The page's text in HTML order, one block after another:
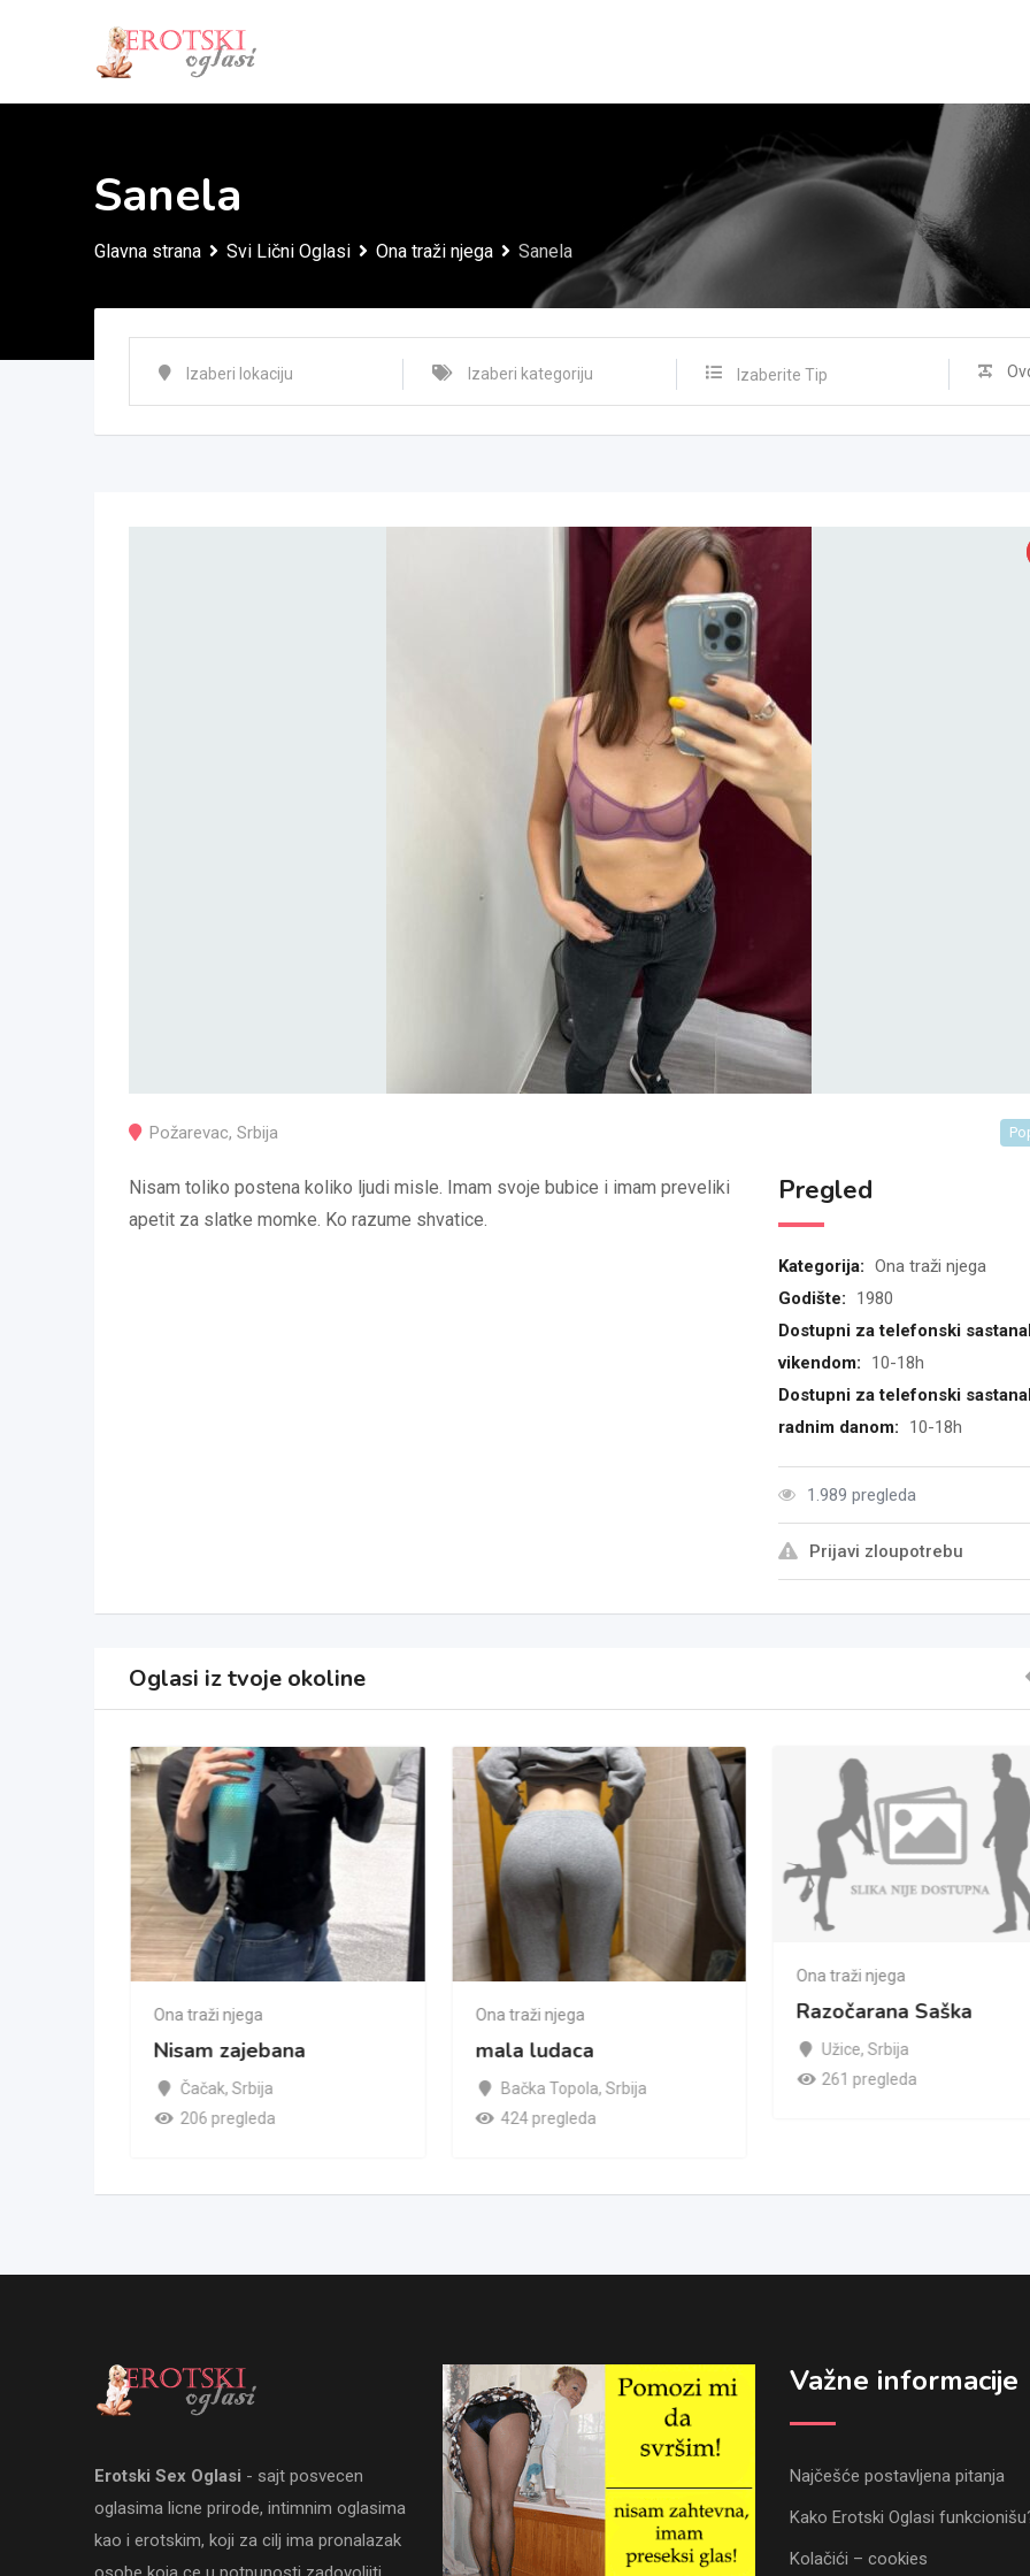
Sanela
Glavna strana Svi Lični Oglasi Ona traži njega Sanela
Izaberite Tip
Požarevac, Srbija
Nisam toliko postena koliko ljudi misle. Imam svoje bubice i imam preveliki
apetit za slatke momke. Ko razume shvatice.
Pregled
Kategorija: Ona traži njega
Godište:
1980
Dostupni za telefonski
vikendom:
10-18h
Dostupni za telefonski
radnim danom:
10-18h
1.989 pregleda
Prijavi zloupotrebu
Oglasi iz tvoje okoline
Ona traži njega
Nisam zajebana
Čačak, Srbija
206 pregleda
Ona traži njega
mala ludaca
Bačka Topola, Srbija
424 pregleda
Ona traži njega
Razočarana Saška
Užice, Srbija
261 pregleda
Erotski Sex Oglasi - sajt posvecen
oglasima licne prirode, intimnim oglasima
kao i erotskim, koji za cilj ima pronalazak
Važne informacije
Najčešće postavljena pitanja
Kako Erotski Oglasi
Kolačići – cookies